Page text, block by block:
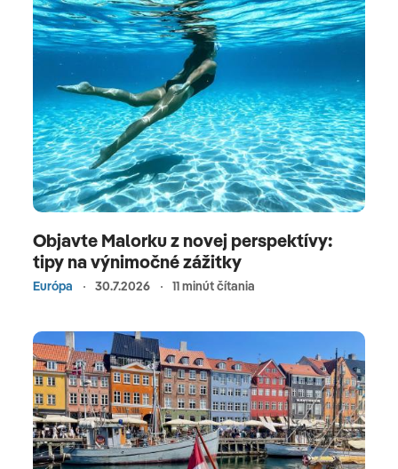
Objavte Malorku z novej perspektívy:
tipy na výnimočné zážitky
Európa 30.7.2026 11 minút čítania